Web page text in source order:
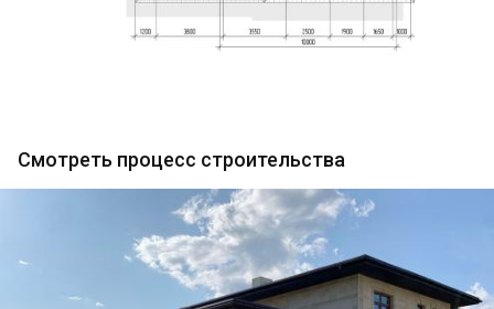
Смотреть процесс строительства